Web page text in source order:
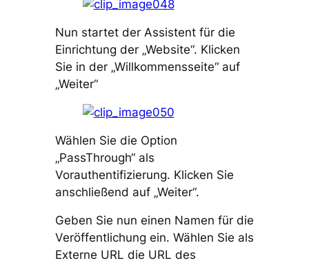
Nun startet der Assistent für die
Einrichtung der „Website“. Klicken
Sie in der „Willkommensseite“ auf
„Weiter“
Wählen Sie die Option
„PassThrough“ als
Vorauthentifizierung. Klicken Sie
anschließend auf „Weiter“.
Geben Sie nun einen Namen für die
Veröffentlichung ein. Wählen Sie als
Externe URL die URL des